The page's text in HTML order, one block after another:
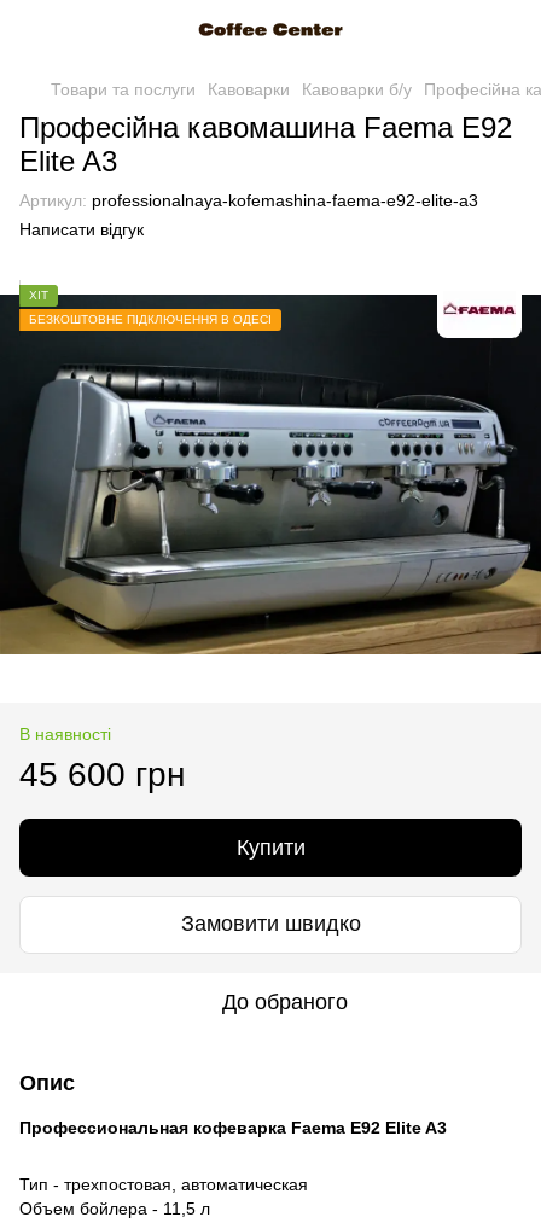
Товари та послуги Кавоварки Кавоварки б/у Професійна
Професійна кавомашина Faema E92
Elite A3
Артикул: professionalnaya-kofemashina-faema-e92-elite-a3
Написати відгук
ХІТ
БЕЗКОШТОВНЕ ПІДКЛЮЧЕННЯ В ОДЕСІ
В наявності
45 600 грн
Купити
Замовити швидко
До обраного
Опис
Профессиональная кофеварка Faema E92 Elite A3
Тип - трехпостовая, автоматическая
Объем бойлера - 11,5 л